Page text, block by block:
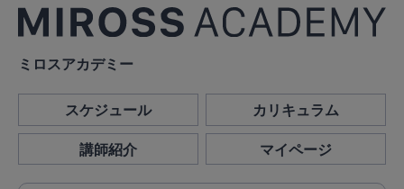
ミロスアカデミー
スケジュール カリキュラム
講師紹介 マイページ